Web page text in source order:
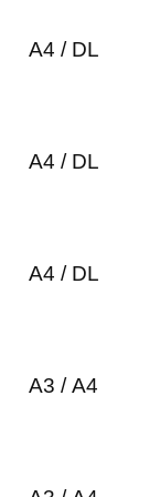
A4 / DL
A4 / DL
A4 / DL
A3 / A4